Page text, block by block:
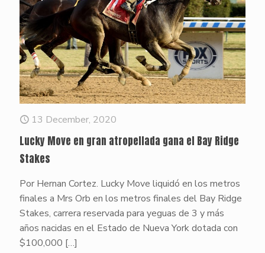
13 December, 2020
Lucky Move en gran atropellada gana el Bay Ridge
Stakes
Por Hernan Cortez. Lucky Move liquidó en los metros
finales a Mrs Orb en los metros finales del Bay Ridge
Stakes, carrera reservada para yeguas de 3 y más
años nacidas en el Estado de Nueva York dotada con
$100,000 […]